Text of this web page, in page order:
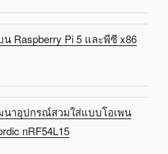
Raspberry Pi 5 และพีซี x86
าอุปกรณ์สวมใส่แบบโอเพน
nRF54L15